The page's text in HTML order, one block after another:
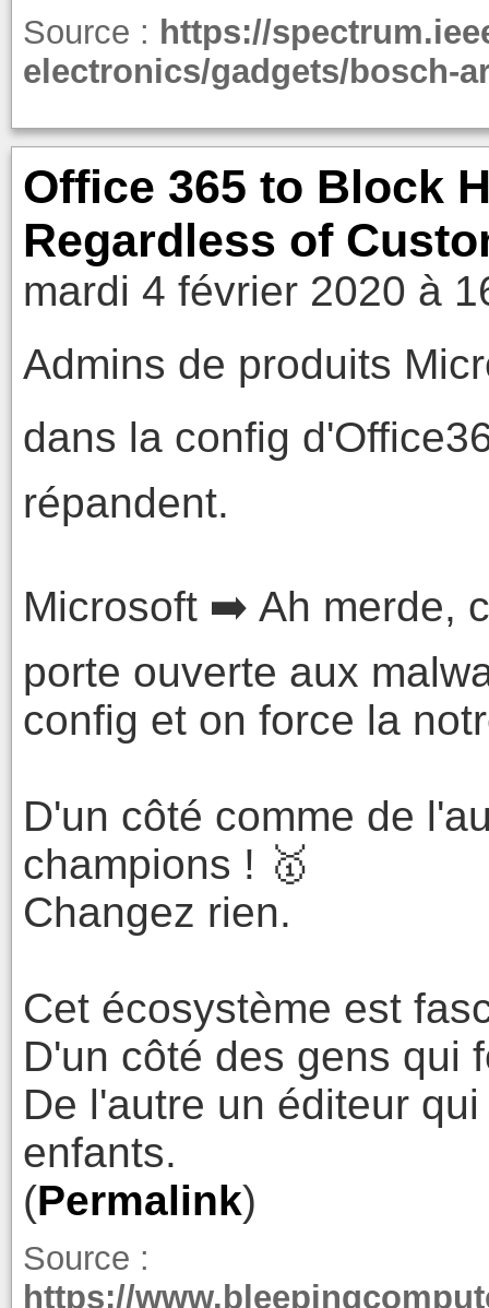
Source : https://
electronics/gadgets/bosch-
Office 365 to Block
Regardless of
mardi 4 février 2020 à
Admins de produits
dans la config
répandent.
Microsoft ➡️ Ah merde,
porte ouverte aux
config et on force la
D'un côté comme de
champions ! 🥇
Changez rien.
Cet écosystème est
D'un côté des gens qui
De l'autre un éditeur
enfants.
(Permalink)
Source :
https://